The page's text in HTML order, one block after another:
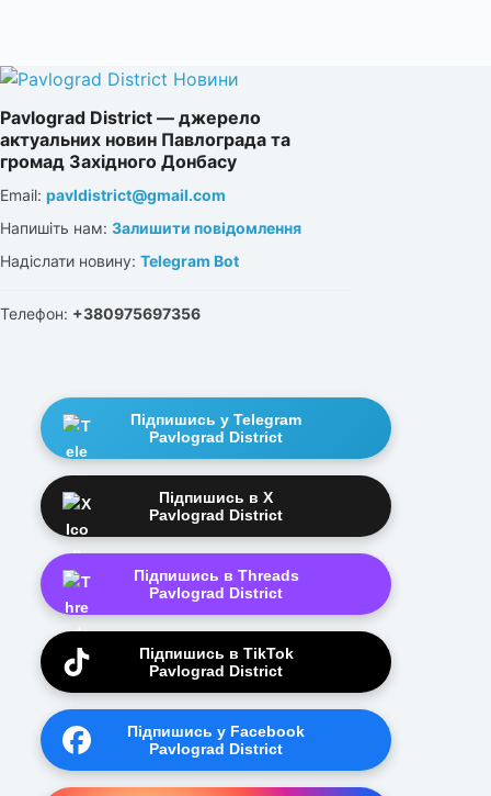
Pavlograd District — джерело
актуальних новин Павлограда та
громад Західного Донбасу
Email: pavldistrict@gmail.com
Напишіть нам: Залишити повідомлення
Надіслати новину: Telegram Bot
Телефон: +380975697356
Підпишись у Telegram
Pavlograd District
Підпишись в X
Pavlograd District
Підпишись в Threads
Pavlograd District
Підпишись в TikTok
Pavlograd District
Підпишись у Facebook
Pavlograd District